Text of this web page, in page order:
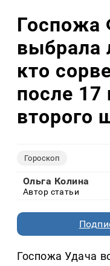
Госпожа
выбрала
кто
после
второго
Гороскоп
Ольга Колина
Автор статьи
Госпожа Удача